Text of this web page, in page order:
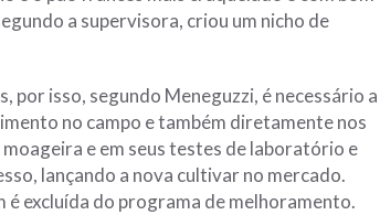
a supervisora, criou um nicho de
isso, segundo Meneguzzi, é necessário a
no campo e também diretamente nos
e em seus testes de laboratório e
lançando a nova cultivar no mercado.
é excluída do programa de melhoramento.